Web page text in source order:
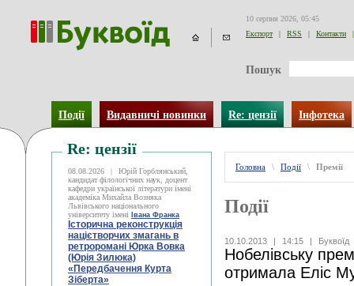
10 серпня 2026, 05:45
Експорт
| RSS | Контакти |
Пошук
Події Видавничі новинки Re: цензії Інфотека
Re: цензії
08.08.2026 |
Юрій Горблянський,
кандидат філологічних наук, доцент
кафедри української літератури імені
академіка Михайла Возняка
Львівського національного
університету імені
Івана Франка
Історична реконструкція
націєтворчих змагань в
ретроромані Юрка Вовка
(Юрія Зилюка)
«Передбачення Курта
Зіберта»
Головна \ Події \ Премії
Події
10.10.2013 | 14:15 | Буквоїд
Нобелівську
отримала Еліс